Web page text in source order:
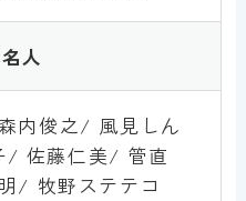
人
内俊之/ 風見しん
/ 佐藤仁美/ 管直
/ 牧野ステテコ